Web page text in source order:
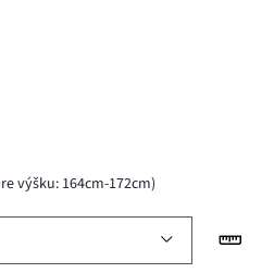
výšku: 164cm-172cm)